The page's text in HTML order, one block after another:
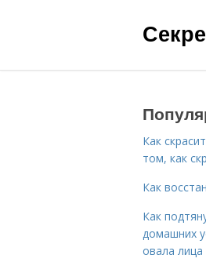
Как
том, как
Как
Как
домашних
овала лица